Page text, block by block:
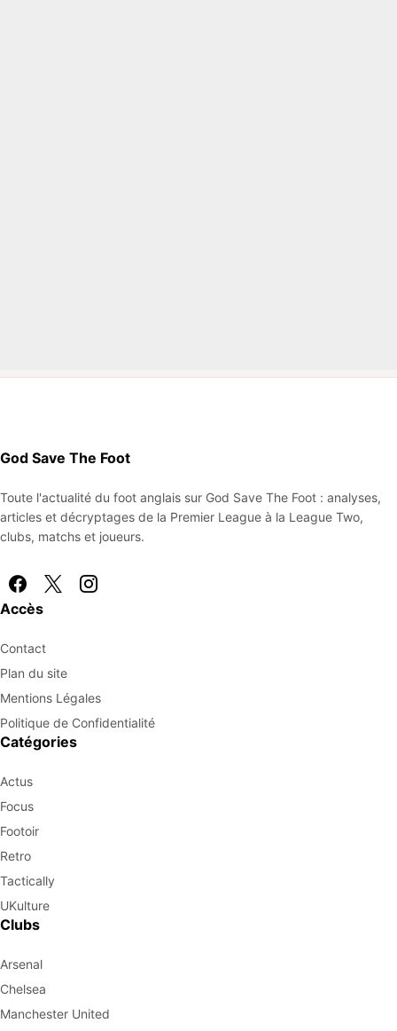
God Save The Foot
Toute l'actualité du foot anglais sur God Save The Foot : analyses,
articles et décryptages de la Premier League à la League Two,
clubs, matchs et joueurs.
Accès
Contact
Plan du site
Mentions Légales
Politique de Confidentialité
Catégories
Actus
Focus
Footoir
Retro
Tactically
UKulture
Clubs
Arsenal
Chelsea
Manchester United